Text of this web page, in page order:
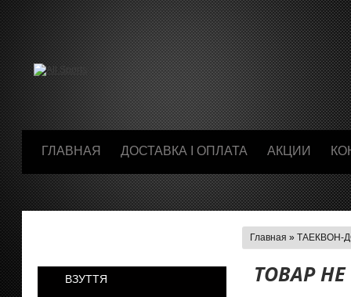
ГЛАВНАЯ ДОСТАВКА І ОПЛАТА АКЦИИ
ВЗУТТЯ
Главная » ТАЕКВОН-
ТОВАР